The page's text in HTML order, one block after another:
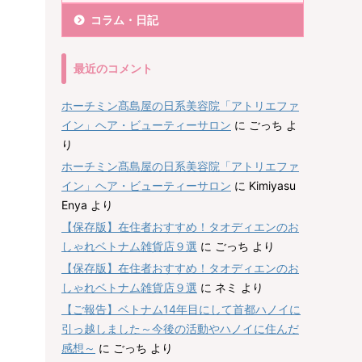
コラム・日記
最近のコメント
ホーチミン髙島屋の日系美容院「アトリエファ
イン」ヘア・ビューティーサロン に ごっち よ
り
ホーチミン髙島屋の日系美容院「アトリエファ
イン」ヘア・ビューティーサロン に Kimiyasu
Enya より
【保存版】在住者おすすめ！タオディエンのお
しゃれベトナム雑貨店９選 に ごっち より
【保存版】在住者おすすめ！タオディエンのお
しゃれベトナム雑貨店９選 に ネミ より
【ご報告】ベトナム14年目にして首都ハノイに
引っ越しました～今後の活動やハノイに住んだ
感想～ に ごっち より